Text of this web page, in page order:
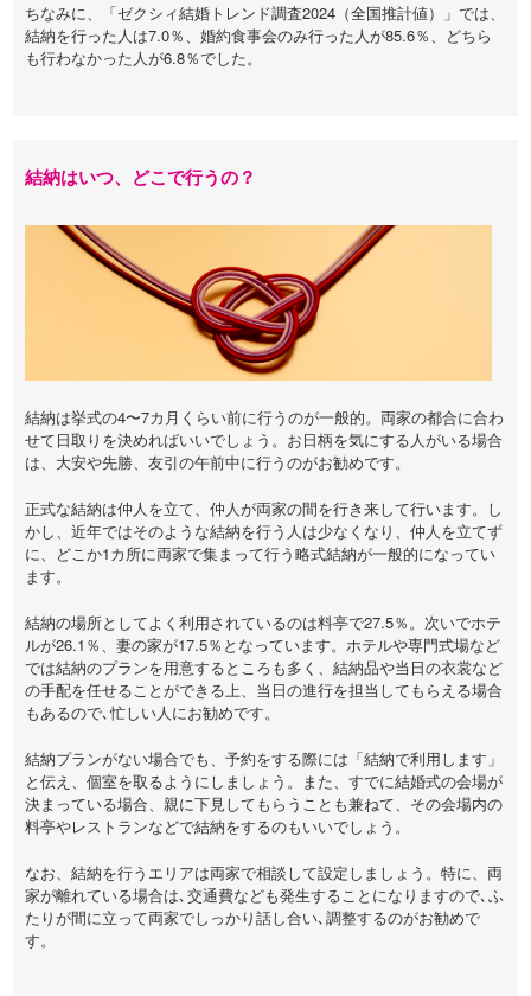
ちなみに、「ゼクシィ結婚トレンド調査2024（全国推計値）」では、
結納を行った人は7.0％、婚約食事会のみ行った人が85.6％、どちら
も行わなかった人が6.8％でした。
結納はいつ、どこで行うの？
結納は挙式の4〜7カ月くらい前に行うのが一般的。両家の都合に合わ
せて日取りを決めればいいでしょう。お日柄を気にする人がいる場合
は、大安や先勝、友引の午前中に行うのがお勧めです。
正式な結納は仲人を立て、仲人が両家の間を行き来して行います。し
かし、近年ではそのような結納を行う人は少なくなり、仲人を立てず
に、どこか1カ所に両家で集まって行う略式結納が一般的になってい
ます。
結納の場所としてよく利用されているのは料亭で27.5％。次いでホテ
ルが26.1％、妻の家が17.5％となっています。ホテルや専門式場など
では結納のプランを用意するところも多く、結納品や当日の衣裳など
の手配を任せることができる上、当日の進行を担当してもらえる場合
もあるので､忙しい人にお勧めです。
結納プランがない場合でも、予約をする際には「結納で利用します」
と伝え、個室を取るようにしましょう。また、すでに結婚式の会場が
決まっている場合、親に下見してもらうことも兼ねて、その会場内の
料亭やレストランなどで結納をするのもいいでしょう。
なお、結納を行うエリアは両家で相談して設定しましょう。特に、両
家が離れている場合は､交通費なども発生することになりますので､ふ
たりが間に立って両家でしっかり話し合い､調整するのがお勧めで
す。